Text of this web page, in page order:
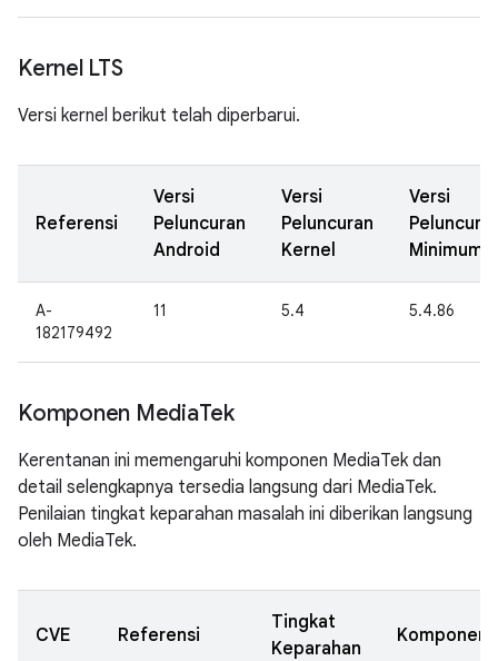
Kernel LTS
Versi kernel berikut telah diperbarui.
Referensi
Versi
Peluncuran
Android
Versi
Peluncuran
Kernel
Versi
Minimum
A-
182179492
11 5.4 5.4.86
Komponen MediaTek
Kerentanan ini memengaruhi komponen MediaTek dan
detail selengkapnya tersedia langsung dari MediaTek.
Penilaian tingkat keparahan masalah ini diberikan langsung
oleh MediaTek.
CVE Referensi
Tingkat
Keparahan
Komponen